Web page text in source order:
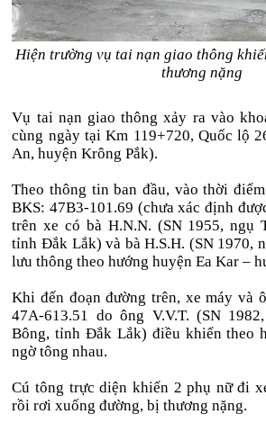
Hiện trường vụ tai nạn giao thông
thương nặng
Vụ tai nạn giao thông xảy ra vào
cùng ngày tại Km 119+720, Quốc lộ
An, huyện Krông Pắk).
Theo thông tin ban đầu, vào thời
BKS: 47B3-101.69 (chưa xác định
trên xe có bà H.N.N. (SN 1955, ngụ
tỉnh Đắk Lắk) và bà H.S.H. (SN 1970,
lưu thông theo hướng huyện Ea Kar –
Khi đến đoạn đường trên, xe máy và
47A-613.51 do ông V.V.T. (SN
Bông, tỉnh Đắk Lắk) điều khiển theo
ngờ tông nhau.
Cú tông trực diện khiến 2 phụ nữ đi
rồi rơi xuống đường, bị thương nặng.